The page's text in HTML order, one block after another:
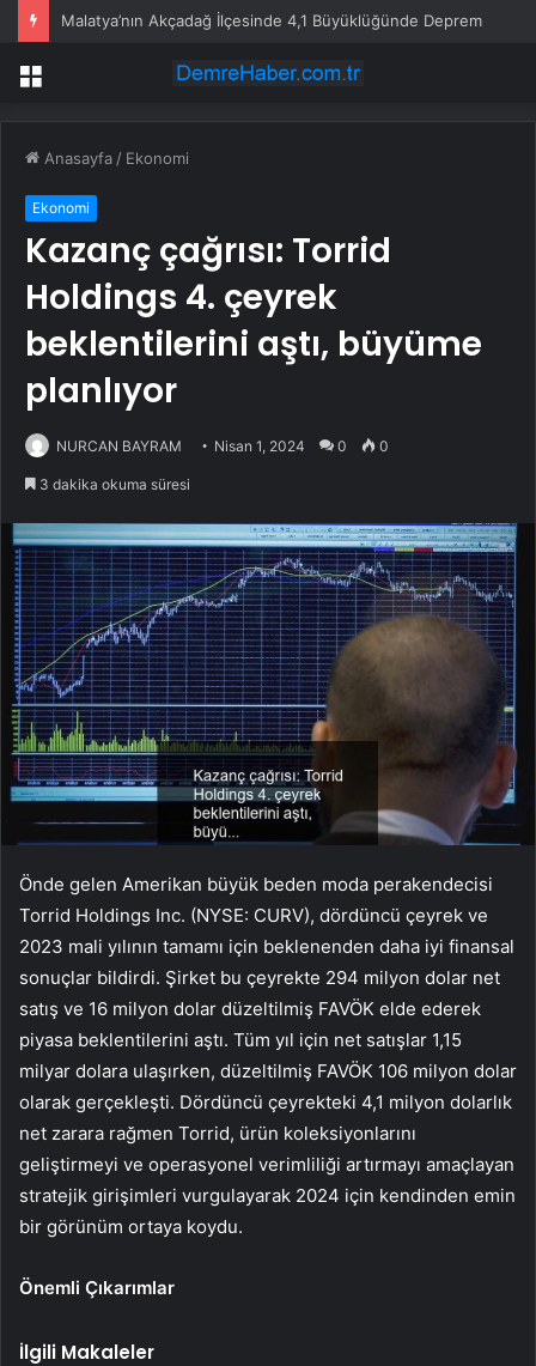
Malatya’nın Akçadağ İlçesinde 4,1 Büyüklüğünde Deprem
Menü
Anasayfa / Ekonomi
Ekonomi
Kazanç çağrısı: Torrid
Holdings 4. çeyrek
beklentilerini aştı, büyüme
planlıyor
NURCAN BAYRAM Nisan 1, 2024 0 0
3 dakika okuma süresi
Önde gelen Amerikan büyük beden moda perakendecisi
Torrid Holdings Inc. (NYSE: CURV), dördüncü çeyrek ve
2023 mali yılının tamamı için beklenenden daha iyi finansal
sonuçlar bildirdi. Şirket bu çeyrekte 294 milyon dolar net
satış ve 16 milyon dolar düzeltilmiş FAVÖK elde ederek
piyasa beklentilerini aştı. Tüm yıl için net satışlar 1,15
milyar dolara ulaşırken, düzeltilmiş FAVÖK 106 milyon dolar
olarak gerçekleşti. Dördüncü çeyrekteki 4,1 milyon dolarlık
net zarara rağmen Torrid, ürün koleksiyonlarını
geliştirmeyi ve operasyonel verimliliği artırmayı amaçlayan
stratejik girişimleri vurgulayarak 2024 için kendinden emin
bir görünüm ortaya koydu.
Önemli Çıkarımlar
İlgili Makaleler